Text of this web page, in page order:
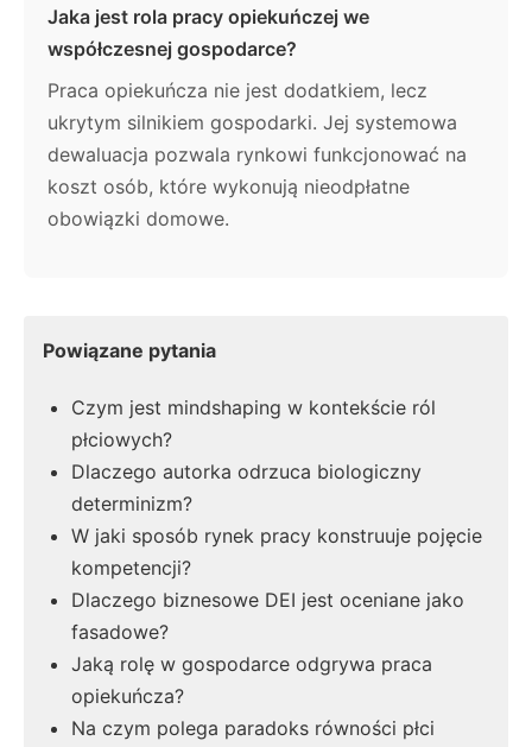
Jaka jest rola pracy opiekuńczej we
współczesnej gospodarce?
Praca opiekuńcza nie jest dodatkiem, lecz
ukrytym silnikiem gospodarki. Jej systemowa
dewaluacja pozwala rynkowi funkcjonować na
koszt osób, które wykonują nieodpłatne
obowiązki domowe.
Powiązane pytania
Czym jest mindshaping w kontekście ról
płciowych?
Dlaczego autorka odrzuca biologiczny
determinizm?
W jaki sposób rynek pracy konstruuje pojęcie
kompetencji?
Dlaczego biznesowe DEI jest oceniane jako
fasadowe?
Jaką rolę w gospodarce odgrywa praca
opiekuńcza?
Na czym polega paradoks równości płci